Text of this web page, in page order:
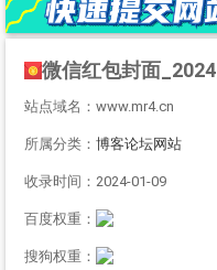
微信红包封面_2024_新年_龙年_春节_动态_变异_音乐_特效_表白_节日_美女_卡通_可爱_婚礼_随礼_压岁钱_微信红包封面皮肤
站点域名：www.mr4.cn
所属分类： 博客论坛网站
收录时间：2024-01-09
百度权重：
搜狗权重：